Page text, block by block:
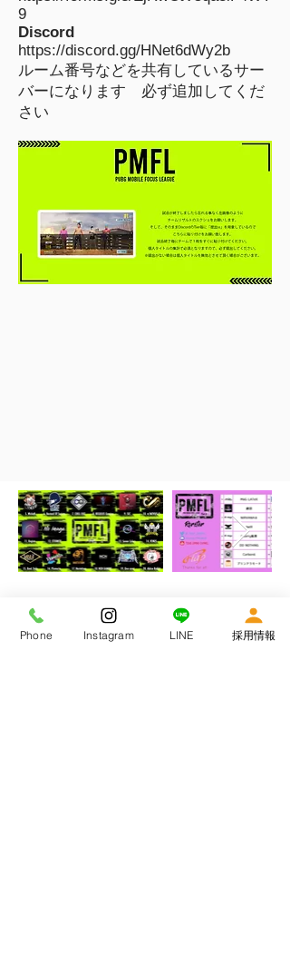
9
Discord
https://discord.gg/HNet6dWy2b
ルーム番号などを共有しているサー
バーになります 必ず追加してくだ
さい
Phone Instagram LINE 採用情報